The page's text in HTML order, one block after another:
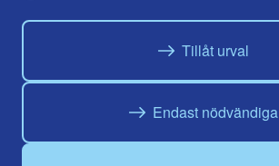
Tillåt urval
Endast nödvändiga